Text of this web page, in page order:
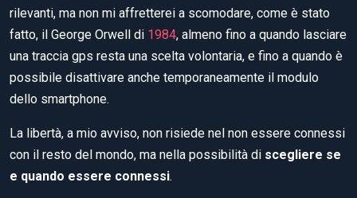
rilevanti, ma non mi affretterei a scomodare, come è stato
fatto, il George Orwell di 1984, almeno fino a quando lasciare
una traccia gps resta una scelta volontaria, e fino a quando è
possibile disattivare anche temporaneamente il modulo
dello smartphone.
La libertà, a mio avviso, non risiede nel non essere connessi
con il resto del mondo, ma nella possibilità di scegliere se
e quando essere connessi.